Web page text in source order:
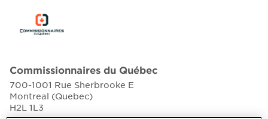
Commissionnaires du Québec
700-1001 Rue Sherbrooke E
Montreal (Quebec)
H2L 1L3